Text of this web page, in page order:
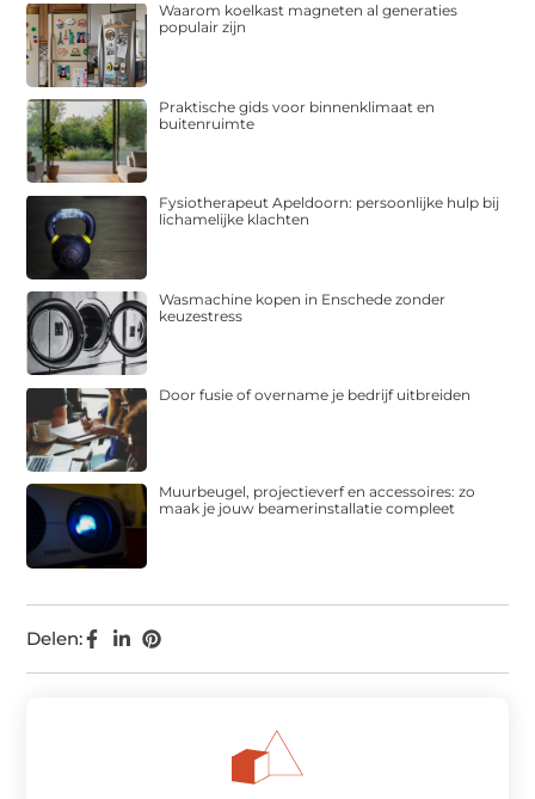
Delen:
Waarom koelkast magneten al generaties
populair zijn
Praktische gids voor binnenklimaat en
buitenruimte
Fysiotherapeut Apeldoorn: persoonlijke hulp bij
lichamelijke klachten
Wasmachine kopen in Enschede zonder
keuzestress
Door fusie of overname je bedrijf uitbreiden
Muurbeugel, projectieverf en accessoires: zo
maak je jouw beamerinstallatie compleet